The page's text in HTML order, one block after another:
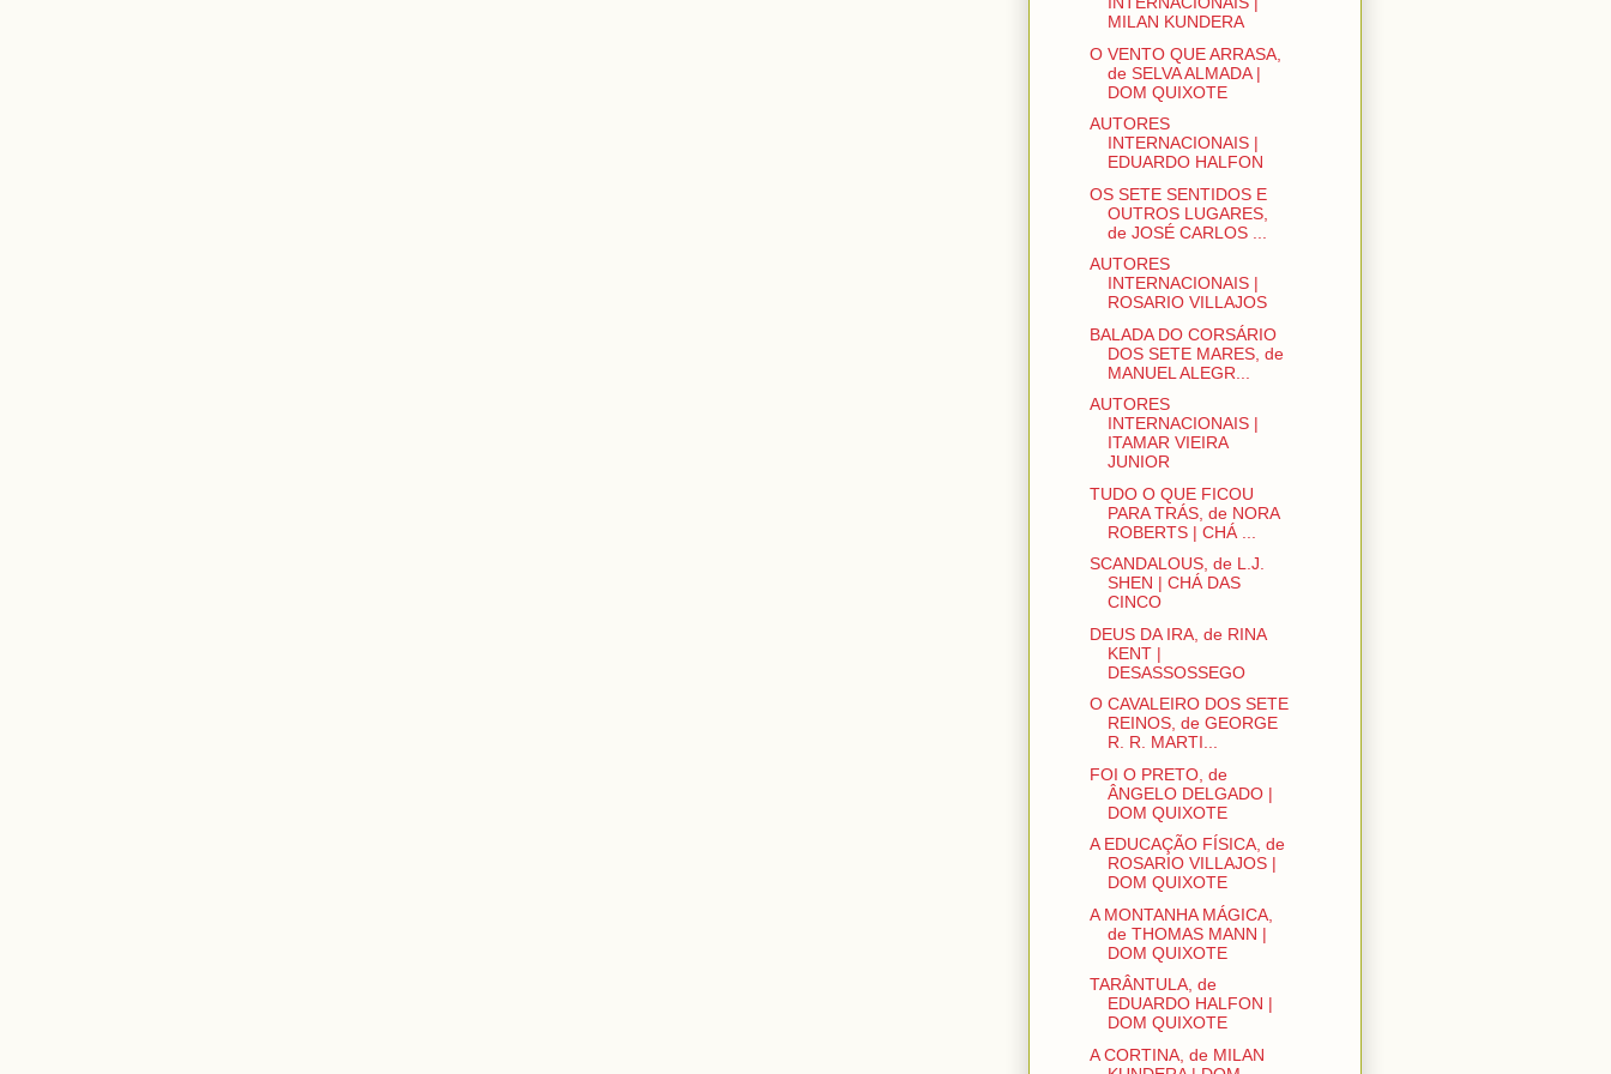
MILAN KUNDERA
O VENTO QUE ARRASA,
de SELVA ALMADA |
DOM QUIXOTE
AUTORES
INTERNACIONAIS |
EDUARDO HALFON
OS SETE SENTIDOS E
OUTROS LUGARES,
de JOSÉ CARLOS ...
AUTORES
INTERNACIONAIS |
ROSARIO VILLAJOS
BALADA DO CORSÁRIO
DOS SETE MARES, de
MANUEL ALEGR...
AUTORES
INTERNACIONAIS |
ITAMAR VIEIRA
JUNIOR
TUDO O QUE FICOU
PARA TRÁS, de NORA
ROBERTS | CHÁ ...
SCANDALOUS, de L.J.
SHEN | CHÁ DAS
CINCO
DEUS DA IRA, de RINA
KENT |
DESASSOSSEGO
O CAVALEIRO DOS SETE
REINOS, de GEORGE
R. R. MARTI...
FOI O PRETO, de
ÂNGELO DELGADO |
DOM QUIXOTE
A EDUCAÇÃO FÍSICA, de
ROSARIO VILLAJOS |
DOM QUIXOTE
A MONTANHA MÁGICA,
de THOMAS MANN |
DOM QUIXOTE
TARÂNTULA, de
EDUARDO HALFON |
DOM QUIXOTE
A CORTINA, de MILAN